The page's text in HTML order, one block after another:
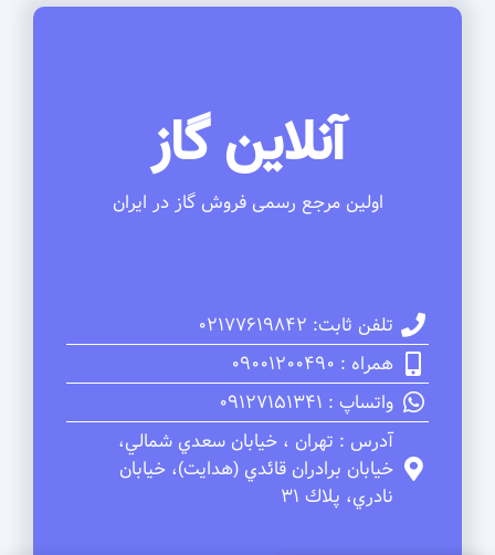
آنلاین گاز
اولین مرجع رسمی فروش گاز در ایران
تلفن ثابت: 02177619842
همراه : 09001200490
واتساپ : 09127151341
آدرس : تهران ، خيابان سعدي شمالي،
خيابان برادران قائدي (هدايت)، خيابان
نادري، پلاك 31